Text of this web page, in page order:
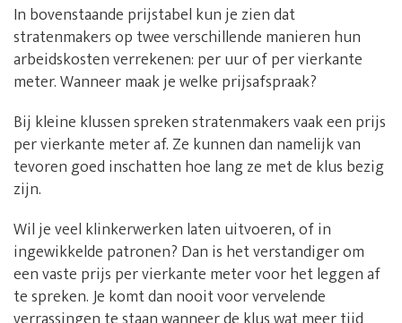
In bovenstaande prijstabel kun je zien dat
stratenmakers op twee verschillende manieren hun
arbeidskosten verrekenen: per uur of per vierkante
meter. Wanneer maak je welke prijsafspraak?
Bij kleine klussen spreken stratenmakers vaak een prijs
per vierkante meter af. Ze kunnen dan namelijk van
tevoren goed inschatten hoe lang ze met de klus bezig
zijn.
Wil je veel klinkerwerken laten uitvoeren, of in
ingewikkelde patronen? Dan is het verstandiger om
een vaste prijs per vierkante meter voor het leggen af
te spreken. Je komt dan nooit voor vervelende